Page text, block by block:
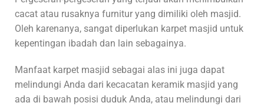
cacat atau rusaknya furnitur yang dimiliki oleh masjid.
Oleh karenanya, sangat diperlukan karpet masjid untuk
kepentingan ibadah dan lain sebagainya.
Manfaat karpet masjid sebagai alas ini juga dapat
melindungi Anda dari kecacatan keramik masjid yang
ada di bawah posisi duduk Anda, atau melindungi dari